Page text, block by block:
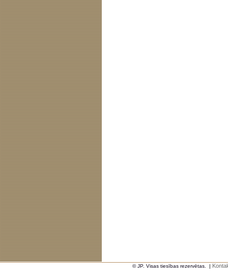
© JP. Visas tiesības rezervētas. |